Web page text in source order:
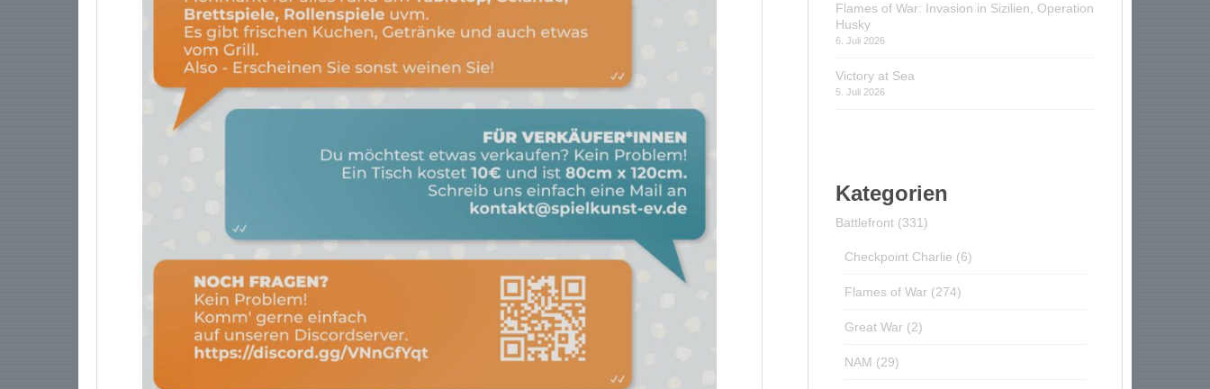
Flames of War: Invasion in Sizilien, Operation
Husky
6. Juli 2026
Victory at Sea
5. Juli 2026
Kategorien
Battlefront (331)
Checkpoint Charlie (6)
Flames of War (274)
Great War (2)
NAM (29)